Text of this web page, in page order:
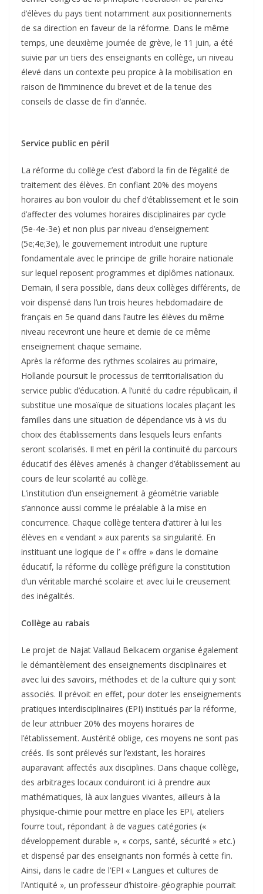
d’élèves du pays tient notamment aux positionnements
de sa direction en faveur de la réforme. Dans le même
temps, une deuxième journée de grève, le 11 juin, a été
suivie par un tiers des enseignants en collège, un niveau
élevé dans un contexte peu propice à la mobilisation en
raison de l’imminence du brevet et de la tenue des
conseils de classe de fin d’année.
Service public en péril
La réforme du collège c’est d’abord la fin de l’égalité de
traitement des élèves. En confiant 20% des moyens
horaires au bon vouloir du chef d’établissement et le soin
d’affecter des volumes horaires disciplinaires par cycle
(5e-4e-3e) et non plus par niveau d’enseignement
(5e;4e;3e), le gouvernement introduit une rupture
fondamentale avec le principe de grille horaire nationale
sur lequel reposent programmes et diplômes nationaux.
Demain, il sera possible, dans deux collèges différents, de
voir dispensé dans l’un trois heures hebdomadaire de
français en 5e quand dans l’autre les élèves du même
niveau recevront une heure et demie de ce même
enseignement chaque semaine.
Après la réforme des rythmes scolaires au primaire,
Hollande poursuit le processus de territorialisation du
service public d’éducation. A l’unité du cadre républicain, il
substitue une mosaïque de situations locales plaçant les
familles dans une situation de dépendance vis à vis du
choix des établissements dans lesquels leurs enfants
seront scolarisés. Il met en péril la continuité du parcours
éducatif des élèves amenés à changer d’établissement au
cours de leur scolarité au collège.
L’institution d’un enseignement à géométrie variable
s’annonce aussi comme le préalable à la mise en
concurrence. Chaque collège tentera d’attirer à lui les
élèves en « vendant » aux parents sa singularité. En
instituant une logique de l’ « offre » dans le domaine
éducatif, la réforme du collège préfigure la constitution
d’un véritable marché scolaire et avec lui le creusement
des inégalités.
Collège au rabais
Le projet de Najat Vallaud Belkacem organise également
le démantèlement des enseignements disciplinaires et
avec lui des savoirs, méthodes et de la culture qui y sont
associés. Il prévoit en effet, pour doter les enseignements
pratiques interdisciplinaires (EPI) institués par la réforme,
de leur attribuer 20% des moyens horaires de
l’établissement. Austérité oblige, ces moyens ne sont pas
créés. Ils sont prélevés sur l’existant, les horaires
auparavant affectés aux disciplines. Dans chaque collège,
des arbitrages locaux conduiront ici à prendre aux
mathématiques, là aux langues vivantes, ailleurs à la
physique-chimie pour mettre en place les EPI, ateliers
fourre tout, répondant à de vagues catégories («
développement durable », « corps, santé, sécurité » etc.)
et dispensé par des enseignants non formés à cette fin.
Ainsi, dans le cadre de l’EPI « Langues et cultures de
l’Antiquité », un professeur d’histoire-géographie pourrait